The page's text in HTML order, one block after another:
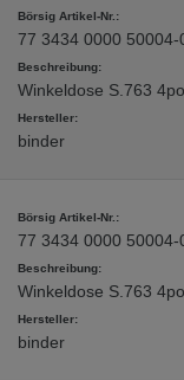
77 3434 0000 50004-
Winkeldose S.763
binder
77 3434 0000 50004-
Winkeldose S.763
binder